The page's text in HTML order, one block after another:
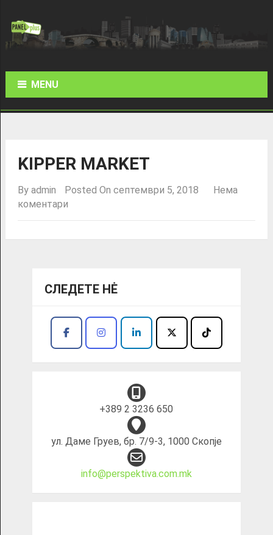
MENU
KIPPER MARKET
By admin Posted On септември 5, 2018
Нема
коментари
СЛЕДЕТЕ НĖ
+389 2 3236 650
ул. Даме Груев, бр. 7/9-3, 1000 Скопје
info@perspektiva.com.mk